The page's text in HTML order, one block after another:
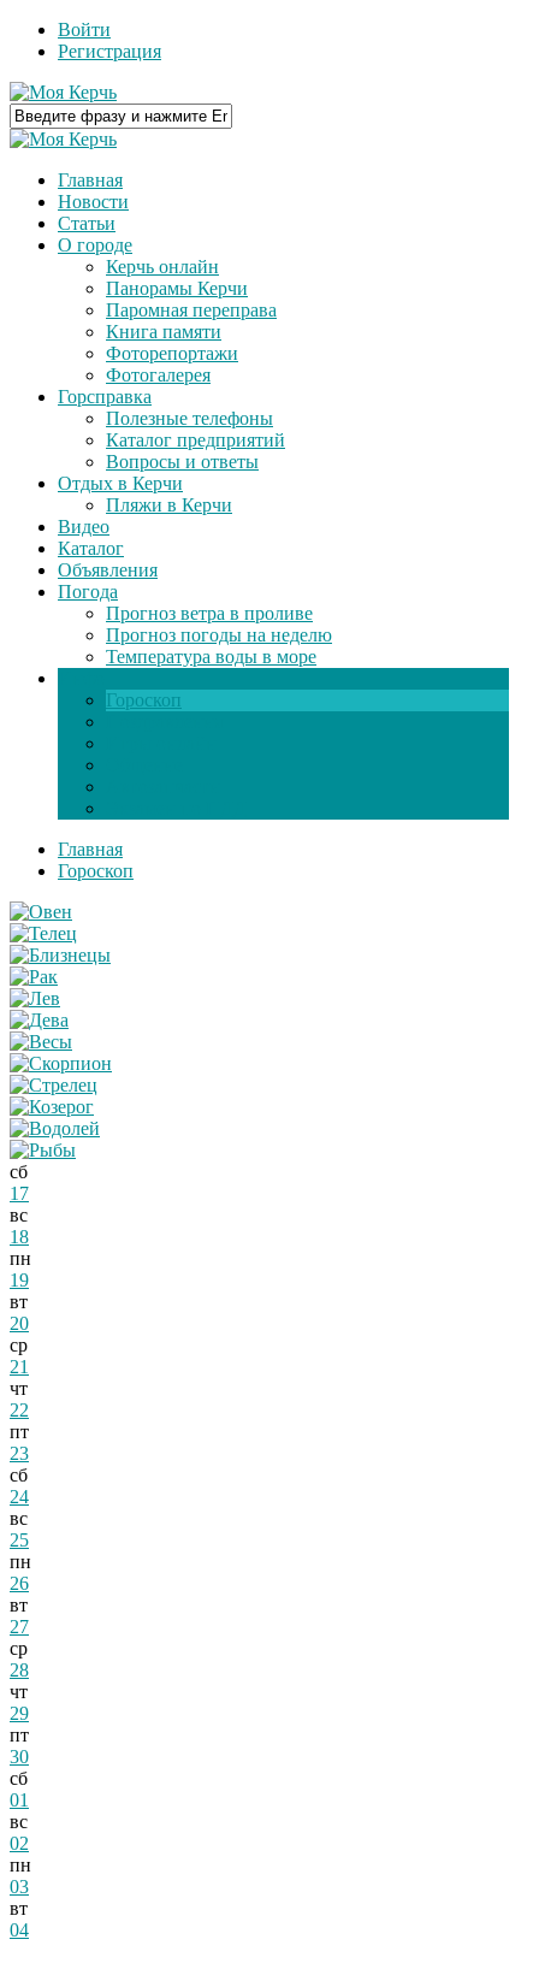
Войти
Регистрация
Главная
Новости
Статьи
О городе
Керчь онлайн
Панорамы Керчи
Паромная переправа
Книга памяти
Фоторепортажи
Фотогалерея
Горсправка
Полезные телефоны
Каталог предприятий
Вопросы и ответы
Отдых в Керчи
Пляжи в Керчи
Видео
Каталог
Объявления
Погода
Прогноз ветра в проливе
Прогноз погоды на неделю
Температура воды в море
Гороскоп
Главная
Гороскоп
сб
17
вс
18
пн
19
вт
20
ср
21
чт
22
пт
23
сб
24
вс
25
пн
26
вт
27
ср
28
чт
29
пт
30
сб
01
вс
02
пн
03
вт
04